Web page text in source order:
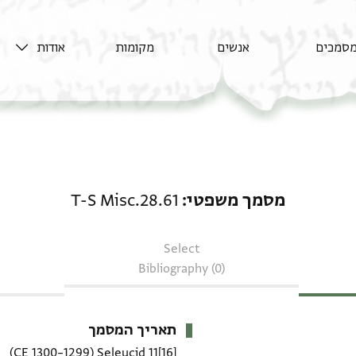
מסמכים אנשים מקומות אודות
מסמך משפטי T-S Misc.28.61
Select
Bibliography (0)
תאריך המסמך